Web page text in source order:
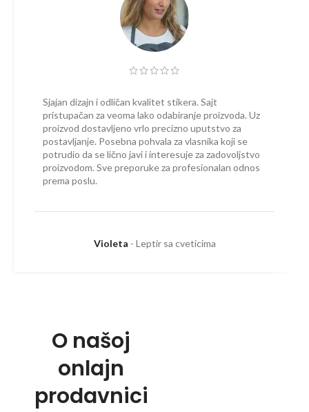
Sjajan dizajn i odličan kvalitet stikera. Sajt
pristupačan za veoma lako odabiranje proizvoda. Uz
proizvod dostavljeno vrlo precizno uputstvo za
postavljanje. Posebna pohvala za vlasnika koji se
potrudio da se lično javi i interesuje za zadovoljstvo
proizvodom. Sve preporuke za profesionalan odnos
prema poslu.
Violeta Leptir sa cveticima
O našoj
onlajn
prodavnici